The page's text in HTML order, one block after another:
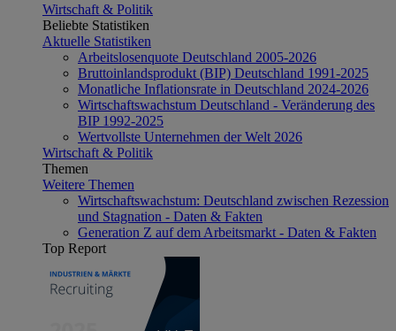
Wirtschaft & Politik
Beliebte Statistiken
Aktuelle Statistiken
Arbeitslosenquote Deutschland 2005-2026
Bruttoinlandsprodukt (BIP) Deutschland 1991-2025
Monatliche Inflationsrate in Deutschland 2024-2026
Wirtschaftswachstum Deutschland - Veränderung des
BIP 1992-2025
Wertvollste Unternehmen der Welt 2026
Wirtschaft & Politik
Themen
Weitere Themen
Wirtschaftswachstum: Deutschland zwischen Rezession
und Stagnation - Daten & Fakten
Generation Z auf dem Arbeitsmarkt - Daten & Fakten
Top Report